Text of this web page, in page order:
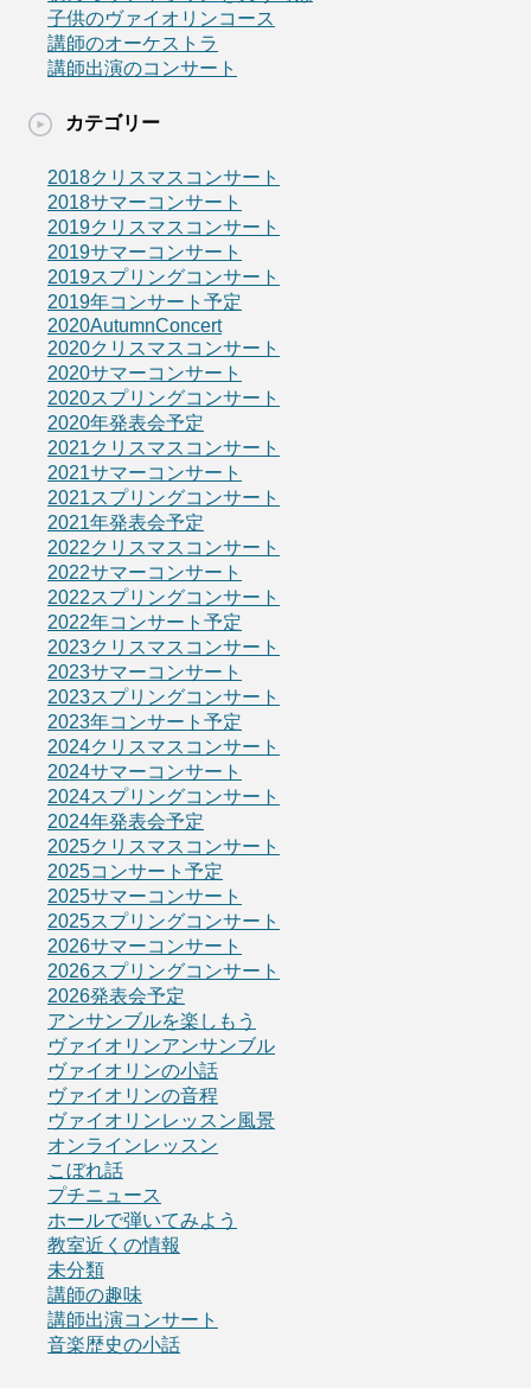
子供のヴァイオリンコース
講師のオーケストラ
講師出演のコンサート
カテゴリー
2018クリスマスコンサート
2018サマーコンサート
2019クリスマスコンサート
2019サマーコンサート
2019スプリングコンサート
2019年コンサート予定
2020AutumnConcert
2020クリスマスコンサート
2020サマーコンサート
2020スプリングコンサート
2020年発表会予定
2021クリスマスコンサート
2021サマーコンサート
2021スプリングコンサート
2021年発表会予定
2022クリスマスコンサート
2022サマーコンサート
2022スプリングコンサート
2022年コンサート予定
2023クリスマスコンサート
2023サマーコンサート
2023スプリングコンサート
2023年コンサート予定
2024クリスマスコンサート
2024サマーコンサート
2024スプリングコンサート
2024年発表会予定
2025クリスマスコンサート
2025コンサート予定
2025サマーコンサート
2025スプリングコンサート
2026サマーコンサート
2026スプリングコンサート
2026発表会予定
アンサンブルを楽しもう
ヴァイオリンアンサンブル
ヴァイオリンの小話
ヴァイオリンの音程
ヴァイオリンレッスン風景
オンラインレッスン
こぼれ話
プチニュース
ホールで弾いてみよう
教室近くの情報
未分類
講師の趣味
講師出演コンサート
音楽歴史の小話